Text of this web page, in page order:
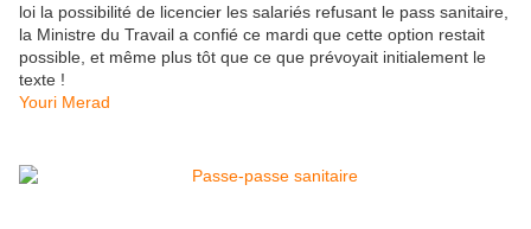
loi la possibilité de licencier les salariés refusant le pass sanitaire,
la Ministre du Travail a confié ce mardi que cette option restait
possible, et même plus tôt que ce que prévoyait initialement le
texte !
Youri Merad